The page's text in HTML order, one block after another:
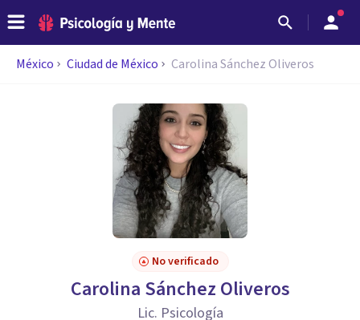
México Ciudad de México Carolina Sánchez Oliveros
No verificado
Carolina Sánchez Oliveros
Lic. Psicología